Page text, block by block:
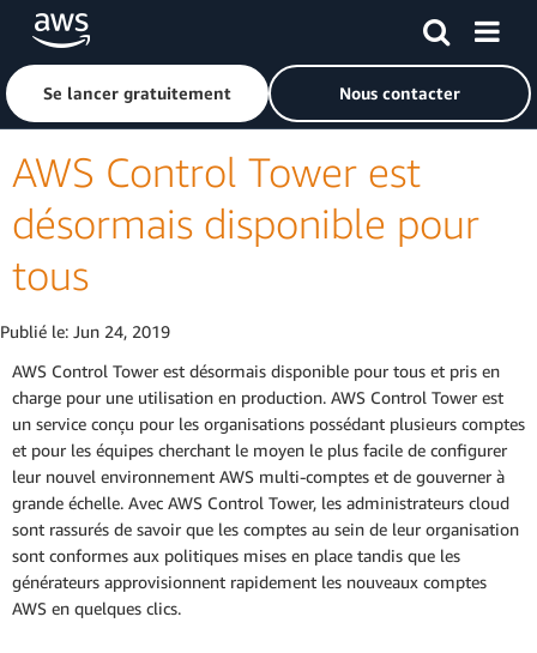
Passer au contenu principal
Cliquer ici pour revenir à la page d'accueil d'Amazon Web
Se lancer gratuitement Nous contacter
AWS Control Tower est
désormais disponible pour
tous
Publié le: Jun 24, 2019
AWS Control Tower est désormais disponible pour tous et pris en
charge pour une utilisation en production. AWS Control Tower est
un service conçu pour les organisations possédant plusieurs comptes
et pour les équipes cherchant le moyen le plus facile de configurer
leur nouvel environnement AWS multi-comptes et de gouverner à
grande échelle. Avec AWS Control Tower, les administrateurs cloud
sont rassurés de savoir que les comptes au sein de leur organisation
sont conformes aux politiques mises en place tandis que les
générateurs approvisionnent rapidement les nouveaux comptes
AWS en quelques clics.